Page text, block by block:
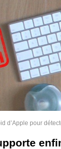
d’Apple pour